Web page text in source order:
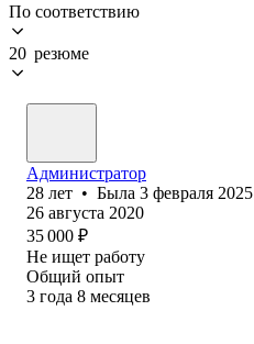
По соответствию
20 резюме
Администратор
28 лет • Была 3 февраля 2025
26 августа 2020
35 000 ₽
Не ищет работу
Общий опыт
3 года 8 месяцев